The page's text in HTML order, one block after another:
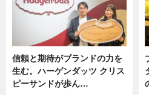
信頼と期待がブランドの力を
生む。ハーゲンダッツ クリス
ピーサンドが歩ん…